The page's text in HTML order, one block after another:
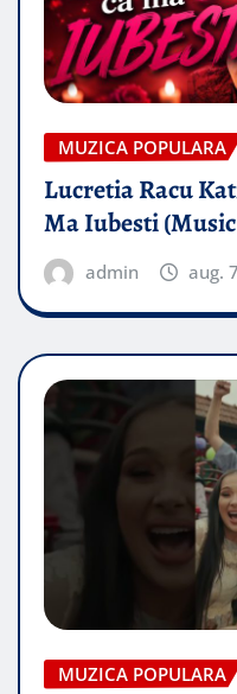
MUZICA POPULARA
Lucretia Racu
Ma Iubesti
admin aug.
MUZICA POPULARA